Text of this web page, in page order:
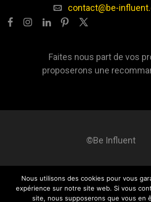
contact@be-
Faites nous part de vos
proposerons une
©Be Influent
Be influent A propos Blog Contact
Nous utilisons des cookies pour vous
expérience sur notre site web. Si vous
site, nous supposerons que vous en